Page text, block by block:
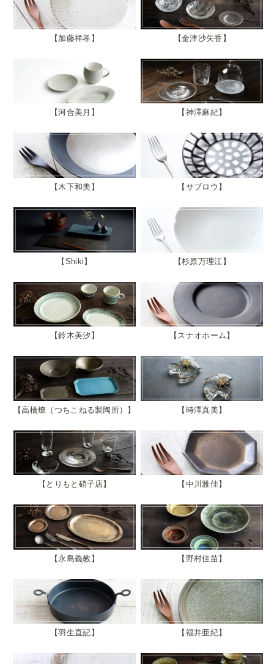
加藤祥孝 金津沙矢香
河合美月 神澤麻紀
木下和美 サブロウ
Shiki 杉原万理江
鈴木美汐 スナオホーム
高橋燎（つちこねる製陶所） 時澤真美
とりもと硝子店 中川雅佳
永島義教 野村佳苗
羽生直記 福井亜紀